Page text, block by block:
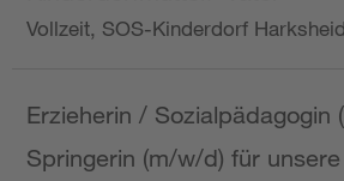
Vollzeit, SOS-Kinderdorf
Erzieherin / Sozialpädagogin
Springerin (m/w/d) für